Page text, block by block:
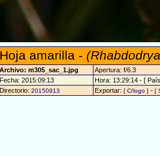
Hoja amarilla -
Archivo: m305_sac_1.jpg
Apertura: f/6.3
Fecha: 2015:09:13
Hora: 13:29:14 - [
Directorio: 20150913 Exportar: [ C/logo ] - [